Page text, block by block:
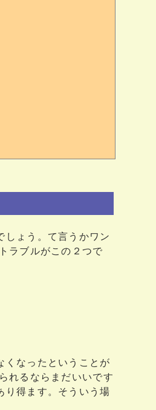
しょう。て言うかワン
ラブルがこの２つで
くなったということが
れるならまだいいです
り得ます。そういう場